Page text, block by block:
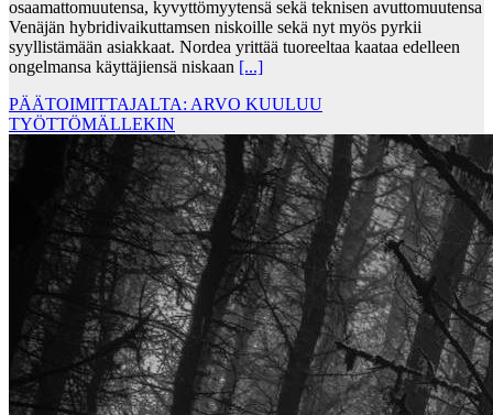
osaamattomuutensa, kyvyttömyytensä sekä teknisen avuttomuutensa
Venäjän hybridivaikuttamsen niskoille sekä nyt myös pyrkii
syyllistämään asiakkaat. Nordea yrittää tuoreeltaa kaataa edelleen
ongelmansa käyttäjiensä niskaan [...]
PÄÄTOIMITTAJALTA: ARVO KUULUU
TYÖTTÖMÄLLEKIN